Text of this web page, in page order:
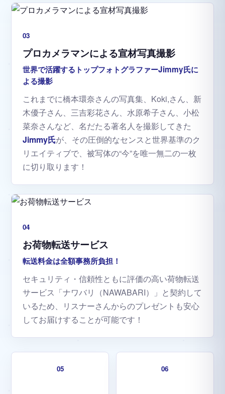
03
プロカメラマンによる宣材写真撮影
世界で活躍するトップフォトグラファーJimmy氏に
よる撮影
これまでに橋本環奈さんの写真集、Koki,さん、新
木優子さん、三吉彩花さん、水原希子さん、小松
菜奈さんなど、名だたる著名人を撮影してきた
Jimmy氏が、その圧倒的なセンスと世界基準のク
リエイティブで、被写体の“今”を唯一無二の一枚
に切り取ります！
04
お荷物転送サービス
転送料金は全額事務所負担！
セキュリティ・信頼性ともに評価の高い荷物転送
サービス「ナワバリ（NAWABARI）」と契約して
いるため、リスナーさんからのプレゼントも安心
してお届けすることが可能です！
05 06